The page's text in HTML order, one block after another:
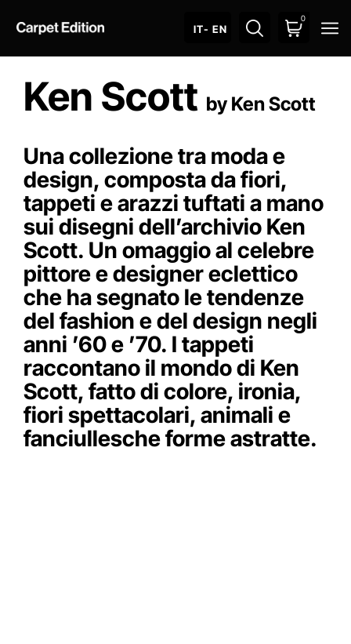
IT- EN
0
Ken Scott by Ken Scott
Una collezione tra moda e
design, composta da fiori,
tappeti e arazzi tuftati a mano
sui disegni dell’archivio Ken
Scott. Un omaggio al celebre
pittore e designer eclettico
che ha segnato le tendenze
del fashion e del design negli
anni ’60 e ’70. I tappeti
raccontano il mondo di Ken
Scott, fatto di colore, ironia,
fiori spettacolari, animali e
fanciullesche forme astratte.